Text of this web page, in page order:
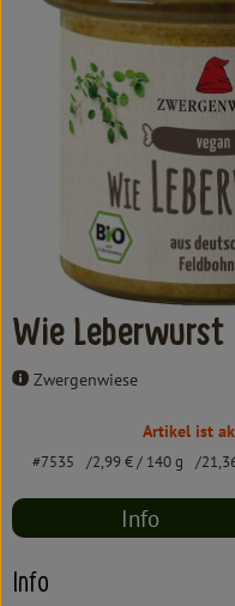
Kochen & Backen
Süß & Pikant
Getränke
Haushalt
Einkaufen
Wie Leberwurst
Zwergenwiese
Artikel ist
#7535 2,99 €/ 140 g
Info
Info